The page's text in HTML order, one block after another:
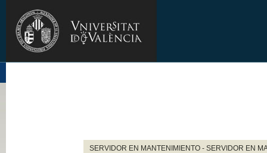
SERVIDOR EN MANTENIMIENTO - SERVIDOR EN